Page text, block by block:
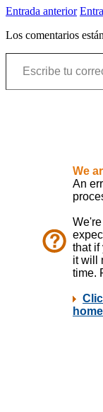
Entrada anterior
Los comentarios
Escribe tu correo electrónico…